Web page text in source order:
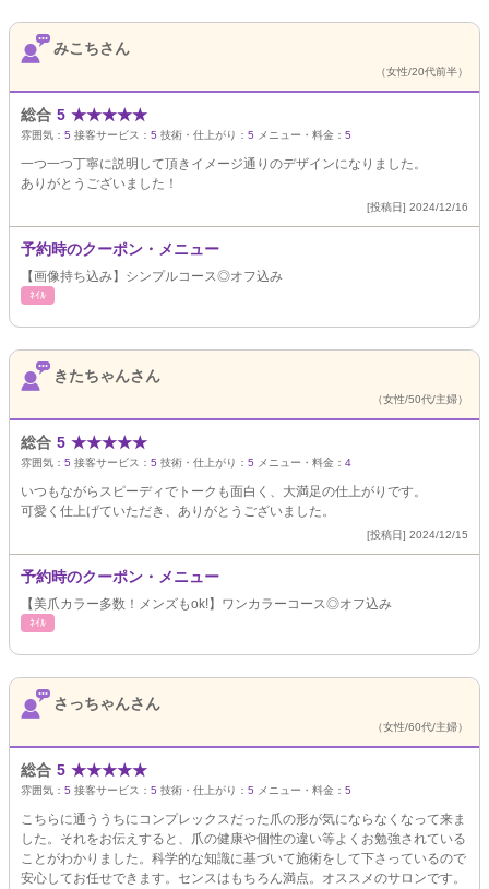
みこちさん
（女性/20代前半）
総合 5 ★★★★★
雰囲気： 5 接客サービス： 5 技術・仕上がり： 5 メニュー・料金： 5
一つ一つ丁寧に説明して頂きイメージ通りのデザインになりました。
ありがとうございました！
[投稿日] 2024/12/16
予約時のクーポン・メニュー
【画像持ち込み】シンプルコース◎オフ込み
ﾈｲﾙ
きたちゃんさん
（女性/50代/主婦）
総合 5 ★★★★★
雰囲気： 5 接客サービス： 5 技術・仕上がり： 5 メニュー・料金： 4
いつもながらスピーディでトークも面白く、大満足の仕上がりです。
可愛く仕上げていただき、ありがとうございました。
[投稿日] 2024/12/15
予約時のクーポン・メニュー
【美爪カラー多数！メンズもok!】ワンカラーコース◎オフ込み
ﾈｲﾙ
さっちゃんさん
（女性/60代/主婦）
総合 5 ★★★★★
雰囲気： 5 接客サービス： 5 技術・仕上がり： 5 メニュー・料金： 5
こちらに通ううちにコンプレックスだった爪の形が気にならなくなって来ま
した。それをお伝えすると、爪の健康や個性の違い等よくお勉強されている
ことがわかりました。科学的な知識に基づいて施術をして下さっているので
安心してお任せできます。センスはもちろん満点。オススメのサロンです。